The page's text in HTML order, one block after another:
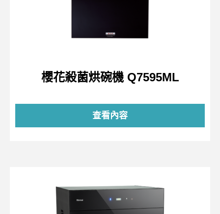
櫻花殺菌烘碗機 Q7595ML
查看內容